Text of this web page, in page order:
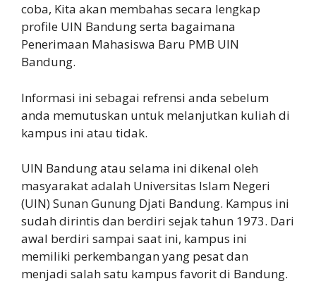
coba, Kita akan membahas secara lengkap
profile UIN Bandung serta bagaimana
Penerimaan Mahasiswa Baru PMB UIN
Bandung.
Informasi ini sebagai refrensi anda sebelum
anda memutuskan untuk melanjutkan kuliah di
kampus ini atau tidak.
UIN Bandung atau selama ini dikenal oleh
masyarakat adalah Universitas Islam Negeri
(UIN) Sunan Gunung Djati Bandung. Kampus ini
sudah dirintis dan berdiri sejak tahun 1973. Dari
awal berdiri sampai saat ini, kampus ini
memiliki perkembangan yang pesat dan
menjadi salah satu kampus favorit di Bandung.